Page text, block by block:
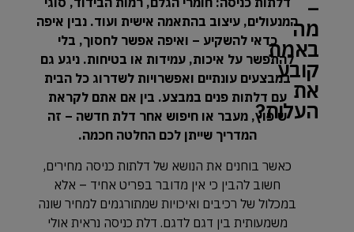
–
מה
באמת
קובע
את
העלות?
המנעולים, עיצוב בהתאמה אישית ועוד. נבין איפה
כדאי להשקיע – ואיפה אפשר לחסוך, בלי
להתפשר על איכות, עמידות או בטיחות. ניגע גם
במבצעים עונתיים ואפשרויות לשדרוג כל הבית
עם דלתות פנים במבצע. בין אם אתם לקראת
שיפוץ, מעבר או חיפוש אחר דלת חדשה – זה
המדריך שייתן לכם החלטה חכמה.
כאשר בוחנים את הנושא של דלתות כניסה מחירים,
חשוב להבין כי אין מדובר בפריט אחיד – אלא
במכלול של רכיבים ואיכויות שמתורגמים למחיר שונה
משמעותית בין דגם לדגם. דלת כניסה נראית אולי